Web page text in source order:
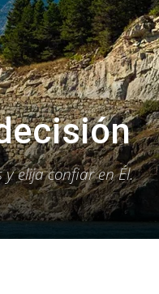
elija confiar en Él.